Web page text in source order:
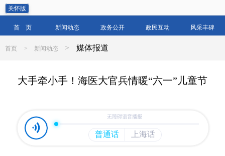
关怀版
首 页 新闻动态 政务公开 政民互动 风采丰碑
首页 > 新闻动态 > 媒体报道
大手牵小手！海医大官兵情暖“六一”儿童节